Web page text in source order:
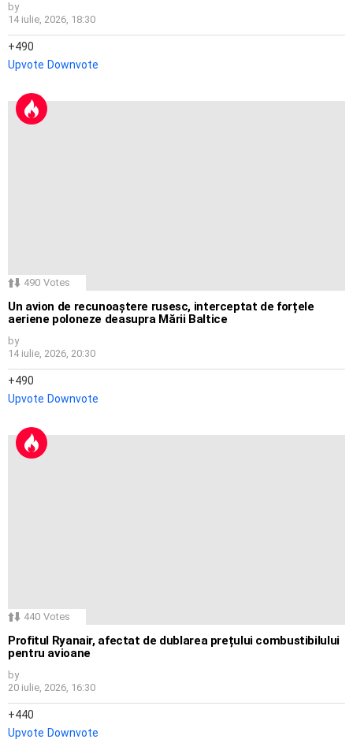
by
14 iulie, 2026, 18:30
490
Upvote Downvote
490 Votes
Un avion de recunoaștere rusesc, interceptat de forțele
aeriene poloneze deasupra Mării Baltice
by
14 iulie, 2026, 20:30
490
Upvote Downvote
440 Votes
Profitul Ryanair, afectat de dublarea prețului combustibilului
pentru avioane
by
20 iulie, 2026, 16:30
440
Upvote Downvote